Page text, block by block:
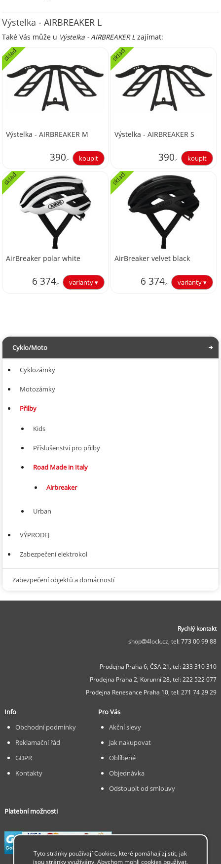
Výstelka - AIRBREAKER L
Také Vás může u Výstelka - AIRBREAKER L zajímat:
Výstelka - AIRBREAKER M
sklad
390,-
322,31
Výstelka - AIRBREAKER S
sklad
390,-
322,31
AirBreaker polar white
sklad
6 374,-
AirBreaker velvet black
sklad
6 374,-
Cyklo/Moto
Cyklozámky
Motozámky
Přilby
Kids
Příslušenství pro přilby
Road Made in Italy
Airbreaker
Urban
VÝPRODEJ
Zabezpečení elektrokol
Zabezpečení objektů a domácností
Rychlý kontakt
shop
4lock.cz, tel: 773 00 99 88
Prodejna Praha 6, ČSA 21, tel: 233 310 310
Prodejna Praha 2, Korunní 28, tel: 222 522 077
Prodejna Renesance Praha 10, tel: 271 74 29 29
Info
Obchodní podmínky
Reklamační řád
GDPR
Kontakty
Pro Vás
Akční slevy
Jak nakupovat
Oblíbené
Objednávka
Odstoupit od smlouvy
Platební možnosti
Tyto stránky používají Cookies, které pomáhají zjistit, jak
jsou stránky využívány. Abychom mohli cookies používat,